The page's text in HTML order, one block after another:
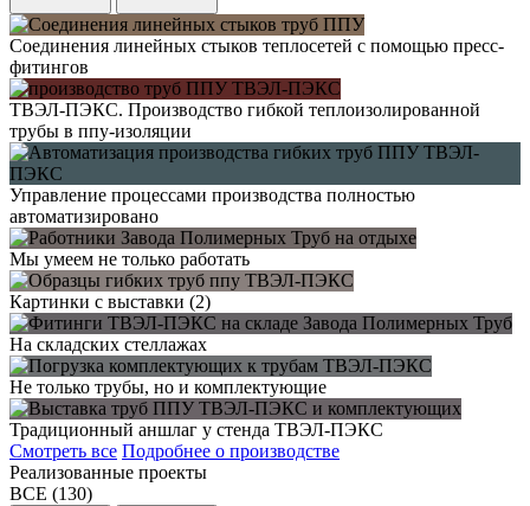
Соединения линейных стыков теплосетей с помощью пресс-
фитингов
ТВЭЛ-ПЭКС. Производство гибкой теплоизолированной
трубы в ппу-изоляции
Управление процессами производства полностью
автоматизировано
Мы умеем не только работать
Картинки с выставки (2)
На складских стеллажах
Не только трубы, но и комплектующие
Традиционный аншлаг у стенда ТВЭЛ-ПЭКС
Смотреть все Подробнее о производстве
Реализованные проекты
ВСЕ (130)